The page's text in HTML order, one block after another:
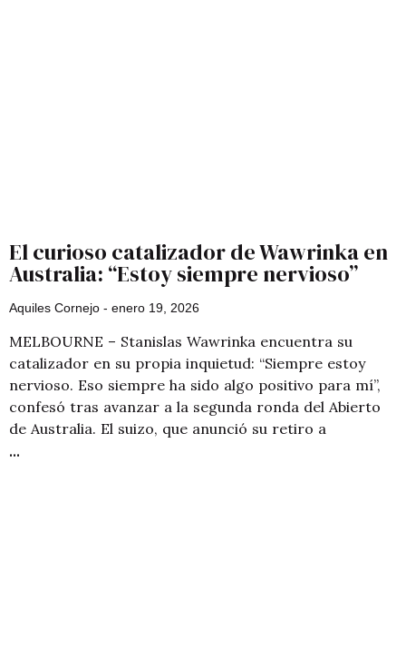
El curioso catalizador de Wawrinka en
Australia: “Estoy siempre nervioso”
Aquiles Cornejo enero 19, 2026
MELBOURNE – Stanislas Wawrinka encuentra su
catalizador en su propia inquietud: “Siempre estoy
nervioso. Eso siempre ha sido algo positivo para mí”,
confesó tras avanzar a la segunda ronda del Abierto
de Australia. El suizo, que anunció su retiro a